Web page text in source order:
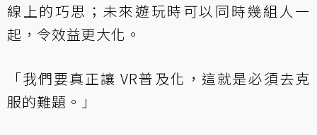
線上的巧思；未來遊玩時可以同時幾組人一
起，令效益更大化。
「我們要真正讓 VR普及化，這就是必須去克
服的難題。」